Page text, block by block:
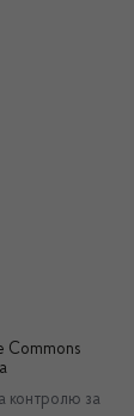
Commons
контролю за